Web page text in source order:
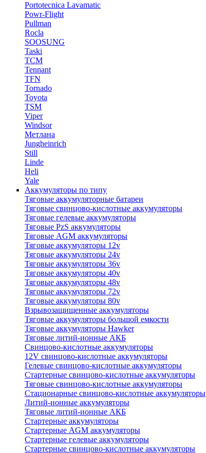
Portotecnica Lavamatic
Powr-Flight
Pullman
Rocla
SOOSUNG
Taski
TCM
Tennant
TFN
Tornado
Toyota
TSM
Viper
Windsor
Метлана
Jungheinrich
Still
Linde
Heli
Yale
Аккумуляторы по типу
Тяговые аккумуляторные батареи
Тяговые свинцово-кислотные аккумуляторы
Тяговые гелевые аккумуляторы
Тяговые PzS аккумуляторы
Тяговые AGM аккумуляторы
Тяговые аккумуляторы 12v
Тяговые аккумуляторы 24v
Тяговые аккумуляторы 36v
Тяговые аккумуляторы 40v
Тяговые аккумуляторы 48v
Тяговые аккумуляторы 72v
Тяговые аккумуляторы 80v
Взрывозащищенные аккумуляторы
Тяговые аккумуляторы большой емкости
Тяговые аккумуляторы Hawker
Тяговые литий-ионные АКБ
Свинцово-кислотные аккумуляторы
12V свинцово-кислотные аккумуляторы
Гелевые свинцово-кислотные аккумуляторы
Стартерные свинцово-кислотные аккумуляторы
Тяговые свинцово-кислотные аккумуляторы
Стационарные свинцово-кислотные аккумуляторы
Литий-ионные аккумуляторы
Тяговые литий-ионные АКБ
Стартерные аккумуляторы
Стартерные AGM аккумуляторы
Стартерные гелевые аккумуляторы
Стартерные свинцово-кислотные аккумуляторы